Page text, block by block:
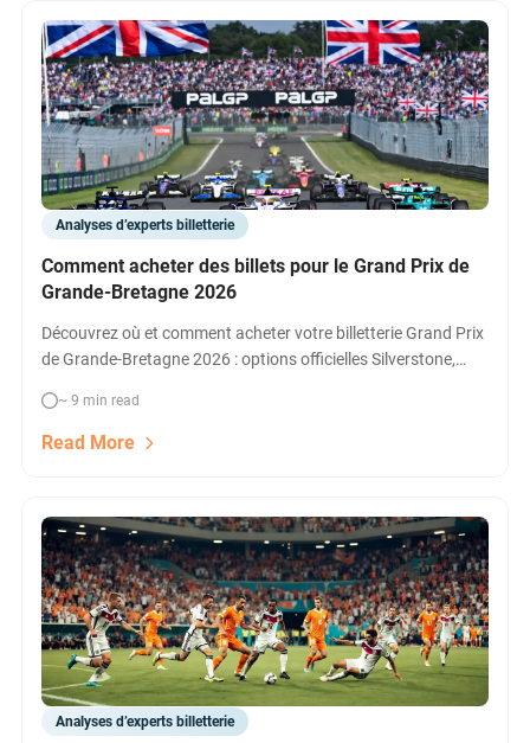
Analyses d’experts billetterie
Comment acheter des billets pour le Grand Prix de
Grande-Bretagne 2026
Découvrez où et comment acheter votre billetterie Grand Prix
de Grande-Bretagne 2026 : options officielles Silverstone,
~ 9 min read
Read More
Analyses d’experts billetterie